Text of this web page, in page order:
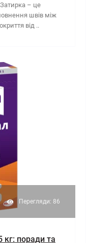
– це
швів між
від ..
Перегляди: 86
поради та